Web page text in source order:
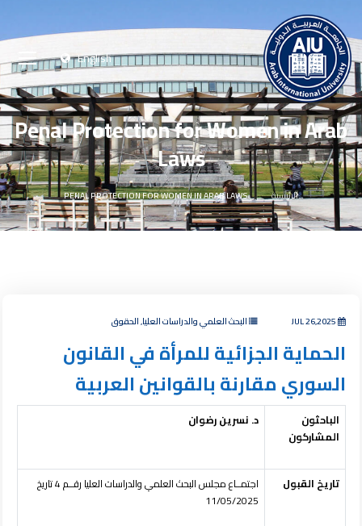
English
Penal Protection for Women in Arab
Laws
الرئيسية PENAL PROTECTION FOR WOMEN IN ARAB LAWS
البحث العلمي والدراسات العليا, الحقوق
الحماية الجزائية للمرأة في القانون
السوري مقارنة بالقوانين العربية
الباحثون
المشاركون
د. نسرين رضوان
تاريخ القبول
اجتمــاع مجلس البحث العلمي والدراسات العليا رقــم 4 تاريخ
11/05/2025